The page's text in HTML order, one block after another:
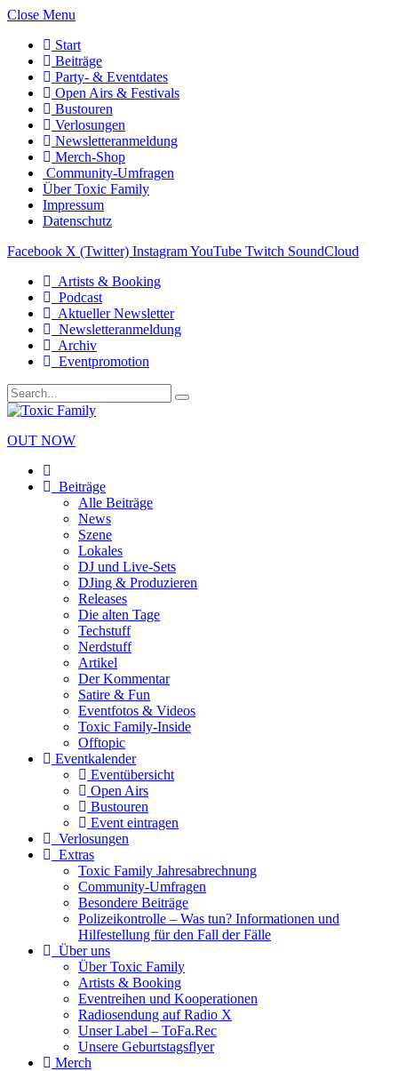
Close Menu
Start
Beiträge
Party- & Eventdates
Open Airs & Festivals
Bustouren
Verlosungen
Newsletteranmeldung
Merch-Shop
Community-Umfragen
Über Toxic Family
Impressum
Datenschutz
Facebook X (Twitter) InstagramYouTube Twitch SoundCloud
Artists & Booking
Podcast
Aktueller Newsletter
Newsletteranmeldung
Archiv
Eventpromotion
OUT NOW
Beiträge
Alle Beiträge
News
Szene
Lokales
DJ und Live-Sets
DJing & Produzieren
Releases
Die alten Tage
Techstuff
Nerdstuff
Artikel
Der Kommentar
Satire & Fun
Eventfotos & Videos
Toxic Family-Inside
Offtopic
Eventkalender
Eventübersicht
Open Airs
Bustouren
Event eintragen
Verlosungen
Extras
Toxic Family Jahresabrechnung
Community-Umfragen
Besondere Beiträge
Polizeikontrolle – Was tun? Informationen und
Hilfestellung für den Fall der Fälle
Über uns
Über Toxic Family
Artists & Booking
Eventreihen und Kooperationen
Radiosendung auf Radio X
Unser Label – ToFa.Rec
Unsere Geburtstagsflyer
Merch